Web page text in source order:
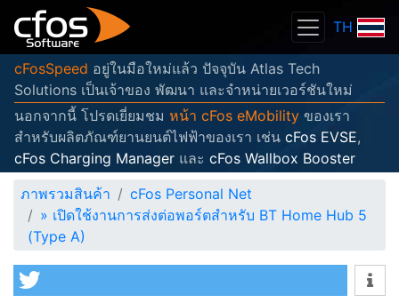
TH
cFosSpeed อยู่ในมือใหม่แล้ว ปัจจุบัน Atlas Tech
Solutions เป็นเจ้าของ พัฒนา และจำหน่ายเวอร์ชันใหม่
นอกจากนี้ โปรดเยี่ยมชม หน้า cFos eMobility ของเรา
สำหรับผลิตภัณฑ์ยานยนต์ไฟฟ้าของเรา เช่น cFos EVSE,
cFos Charging Manager และ cFos Wallbox Booster
ภาพรวมสินค้า
cFos Personal Net
» เปิดใช้งานการส่งต่อพอร์ตสำหรับ BT Home Hub 5
(Type A)